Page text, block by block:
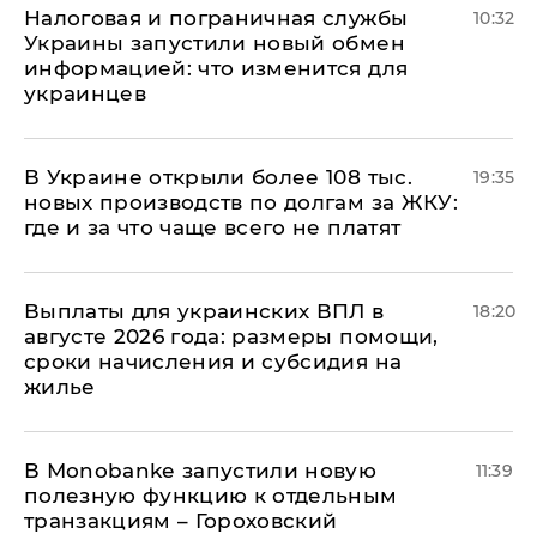
Налоговая и пограничная службы
Украины запустили новый обмен
информацией: что изменится для
украинцев
10:32
В Украине открыли более 108 тыс.
новых производств по долгам за ЖКУ:
где и за что чаще всего не платят
19:35
Выплаты для украинских ВПЛ в
августе 2026 года: размеры помощи,
сроки начисления и субсидия на
жилье
18:20
В Мonobankе запустили новую
полезную функцию к отдельным
транзакциям – Гороховский
11:39